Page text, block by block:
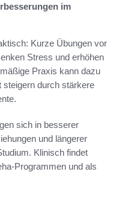
im
Kurze Übungen vor
Stress und erhöhen
Praxis kann dazu
steigern durch stärkere
sich in besserer
und längerer
Klinisch findet
Programmen und als